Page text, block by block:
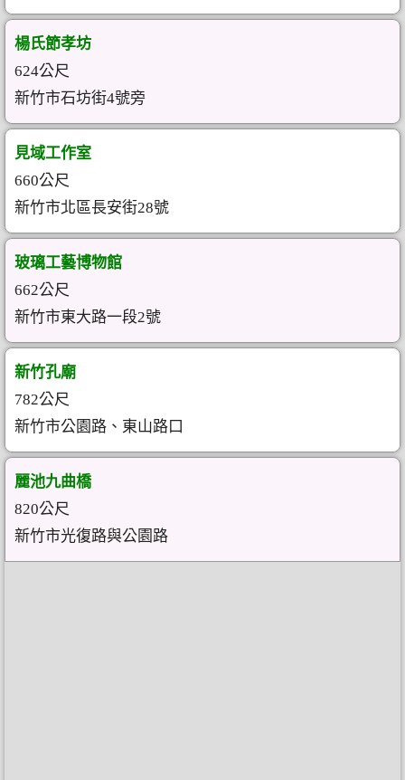
楊氏節孝坊
624公尺
新竹市石坊街4號旁
見域工作室
660公尺
新竹市北區長安街28號
玻璃工藝博物館
662公尺
新竹市東大路一段2號
新竹孔廟
782公尺
新竹市公園路、東山路口
麗池九曲橋
820公尺
新竹市光復路與公園路